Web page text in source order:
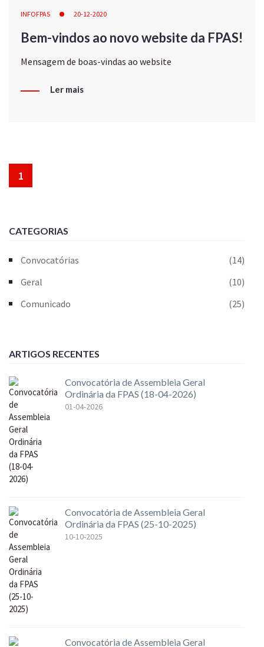
INFOFPAS 20-12-2020
Bem-vindos ao novo website da FPAS!
Mensagem de boas-vindas ao website
Ler mais
1
CATEGORIAS
Convocatórias
(14)
Geral
(10)
Comunicado
(25)
ARTIGOS RECENTES
Convocatória de Assembleia Geral
Ordinária da FPAS (18-04-2026)
01-04-2026
Convocatória de Assembleia Geral
Ordinária da FPAS (25-10-2025)
10-10-2025
Convocatória de Assembleia Geral